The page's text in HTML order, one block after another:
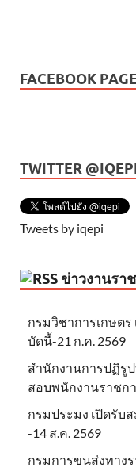
FACEBOOK
TWITTER
Tweets by iqepi
ข่าวงานรา
กรมวิชาการเกษต
บัดนี้-21 ก.ค. 2569
สำนักงานการปฏิรู
สอบพนักงานราชกา
กรมประมง เปิดรับ
-14 ส.ค. 2569
กรมการขนส่งทาง